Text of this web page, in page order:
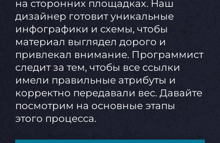
на сторонних площадках. Наш
дизайнер готовит уникальные
инфографики и схемы, чтобы
материал выглядел дорого и
привлекал внимание. Программист
следит за тем, чтобы все ссылки
имели правильные атрибуты и
корректно передавали вес. Давайте
посмотрим на основные этапы
этого процесса.